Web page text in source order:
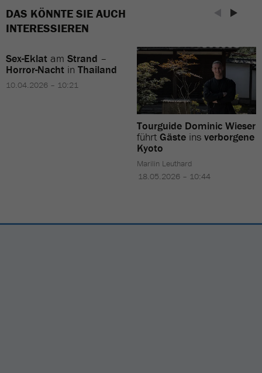
DAS KÖNNTE SIE AUCH
INTERESSIEREN
Sex-Eklat am Strand –
Horror-Nacht in Thailand
10.04.2026 – 10:21
Tourguide Dominic Wieser
führtGäste ins verborgene
Kyoto
Marilin Leuthard
18.05.2026 – 10:44